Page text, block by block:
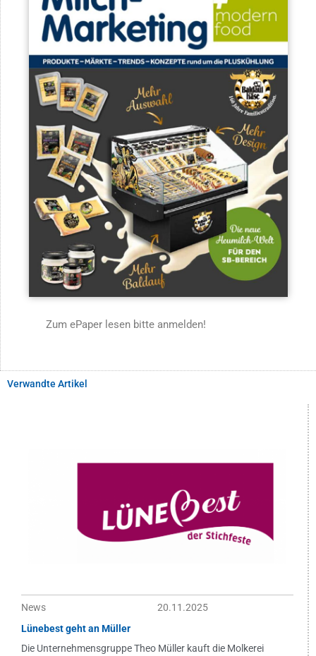
Zum ePaper lesen bitte anmelden!
Verwandte Artikel
News
20.11.2025
Lünebest geht an Müller
Die Unternehmensgruppe Theo Müller kauft die Molkerei